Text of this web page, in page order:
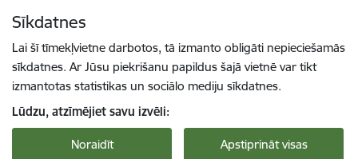
Sīkdatnes
Lai šī tīmekļvietne darbotos, tā izmanto obligāti nepieciešamās
sīkdatnes. Ar Jūsu piekrišanu papildus šajā vietnē var tikt
izmantotas statistikas un sociālo mediju sīkdatnes.
Lūdzu, atzīmējiet savu izvēli:
Noraidīt Apstiprināt visas